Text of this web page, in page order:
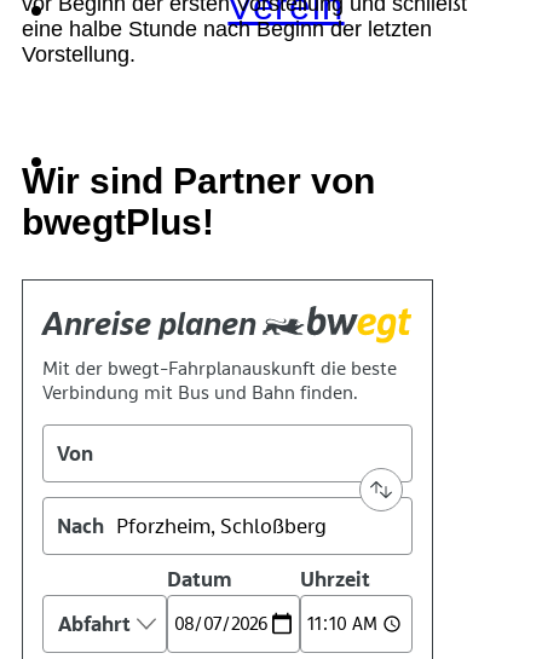
Menü Menü
eine halbe Stunde nach Beginn der letzten
Vorstellung.
Wir sind Partner von
bwegtPlus!